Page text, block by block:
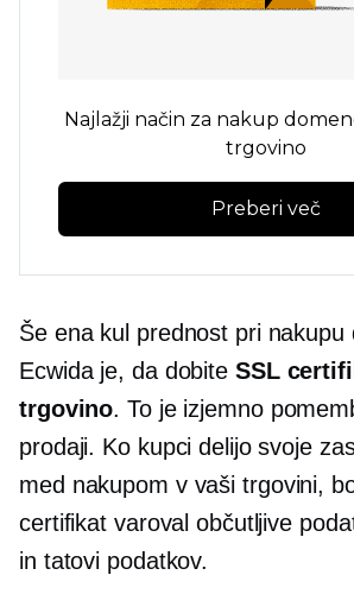
Najlažji način za nakup
trgovino
Preberi več
Še ena kul prednost pri nakupu
Ecwida je, da dobite SSL
trgovino. To je izjemno
prodaji. Ko kupci delijo svoje
med nakupom v vaši trgovini,
certifikat varoval občutljive
in tatovi podatkov.